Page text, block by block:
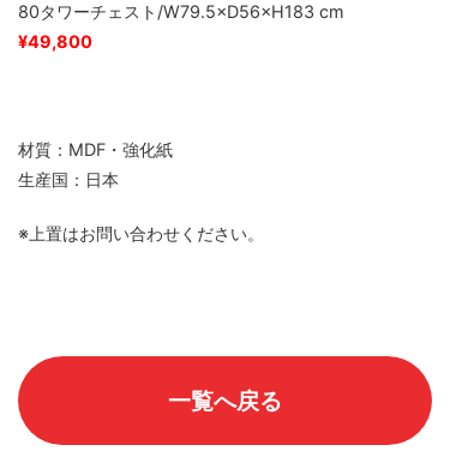
80タワーチェスト/W79.5×D56×H183 cm
¥49,800
材質：MDF・強化紙
生産国：日本
※上置はお問い合わせください。
一覧へ戻る